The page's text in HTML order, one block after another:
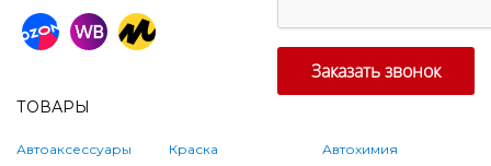
ТОВАРЫ
Автоаксессуары
Краска
Автохимия